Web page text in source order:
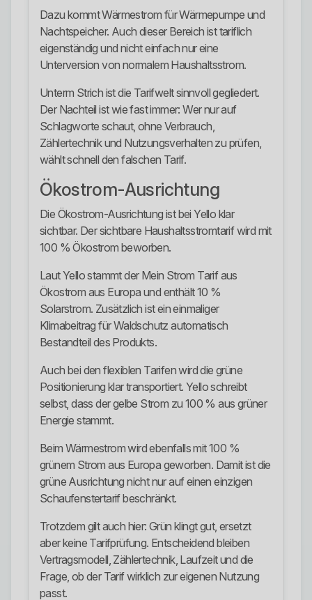
Dazu kommt Wärmestrom für Wärmepumpe und
Nachtspeicher. Auch dieser Bereich ist tariflich
eigenständig und nicht einfach nur eine
Unterversion von normalem Haushaltsstrom.
Unterm Strich ist die Tarifwelt sinnvoll gegliedert.
Der Nachteil ist wie fast immer: Wer nur auf
Schlagworte schaut, ohne Verbrauch,
Zählertechnik und Nutzungsverhalten zu prüfen,
wählt schnell den falschen Tarif.
Ökostrom-Ausrichtung
Die Ökostrom-Ausrichtung ist bei Yello klar
sichtbar. Der sichtbare Haushaltsstromtarif wird mit
100 % Ökostrom beworben.
Laut Yello stammt der Mein Strom Tarif aus
Ökostrom aus Europa und enthält 10 %
Solarstrom. Zusätzlich ist ein einmaliger
Klimabeitrag für Waldschutz automatisch
Bestandteil des Produkts.
Auch bei den flexiblen Tarifen wird die grüne
Positionierung klar transportiert. Yello schreibt
selbst, dass der gelbe Strom zu 100 % aus grüner
Energie stammt.
Beim Wärmestrom wird ebenfalls mit 100 %
grünem Strom aus Europa geworben. Damit ist die
grüne Ausrichtung nicht nur auf einen einzigen
Schaufenstertarif beschränkt.
Trotzdem gilt auch hier: Grün klingt gut, ersetzt
aber keine Tarifprüfung. Entscheidend bleiben
Vertragsmodell, Zählertechnik, Laufzeit und die
Frage, ob der Tarif wirklich zur eigenen Nutzung
passt.